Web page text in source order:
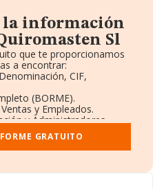
la información
Sl
que te proporcionamos
a encontrar:
CIF,
(BORME).
y Empleados.
y Administradores.
en otras empresas.
complementaria.
GRATUITO